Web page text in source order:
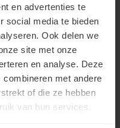
en advertenties te
social media te bieden
Ook delen we
site met onze
en analyse. Deze
met andere
of die ze hebben
van hun services.